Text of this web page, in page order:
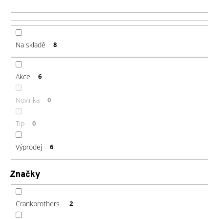
o
d
u
k
ů
Na skladě 8
Akce 6
Novinka 0
Tip 0
Výprodej 6
Značky
Crankbrothers 2
a
j
?
D
o
p
o